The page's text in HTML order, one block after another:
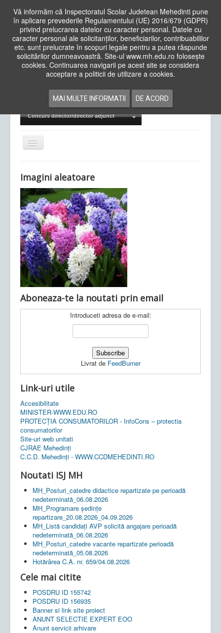
Vă informăm că Inspectoratul Scolar Judetean Mehedinti pune
în aplicare prevederile Regulamentului (UE) 2016/679 (GDPR)
privind prelucrarea datelor cu caracter personal. Datele cu
caracter personal ale solicitanților, beneficiarilor, contribuabililor
etc. sunt prelucrate în scopuri legale pentru a putea răspunde
solicitărilor dumneavoastră. Site-ul www.mh.edu.ro folosește
cookies. Continuarea navigarii pe acest site se considera
acceptare a politicii de utilizare a cookies.
MAI MULTE INFORMATII DE ACORD
Cauta
in
siteAcasa Cadre Didactice
Examene Naționale
Concurs director/director adjunct
Comută
navigarea
Ultimele articole: Vi, 04.11.2022 -
Județean Mehedinți
Imagini aleatoare
Aboneaza-te la noutati prin email
Introduceti adresa de e-mail:
Livrat de FeedBurner
Link-uri utile
Accesibilitate
MINISTER-WWW.EDU.RO
PROTECȚIA CONSUMATORILOR - InfoCons – protectia
consumatorilor
Site-uri web unitati
CJRAE Mehedinți
C.C.D. Mehedinţi - WWW.CCDMEHEDINTI.RO
Noutati ISJ MH
MH_Posturi_catedre didactice repartizate pe perioadă
nedeterminată_06.08.2026
MH_Programare ședințe
repartizare_20.08.2026_04.09.2026
MH_Listă candidați AVP solicită angajare perioadă
nedeterminată_06.08.2026
MH_Posturi_catedre vacante repartizate perioadă
nedeterminată_05.08.2026
Hotărârea C.A. nr. 659/04.08.2026
Cele mai citite
POSDRU ID 155742
POSDRU ID 156935
Banner si link site proiect
ANUNT SELECTIE EXPERT EOO
Anunt servicii arhivare